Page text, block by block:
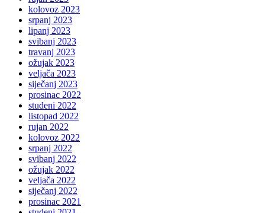
kolovoz 2023
srpanj 2023
lipanj 2023
svibanj 2023
travanj 2023
ožujak 2023
veljača 2023
siječanj 2023
prosinac 2022
studeni 2022
listopad 2022
rujan 2022
kolovoz 2022
srpanj 2022
svibanj 2022
ožujak 2022
veljača 2022
siječanj 2022
prosinac 2021